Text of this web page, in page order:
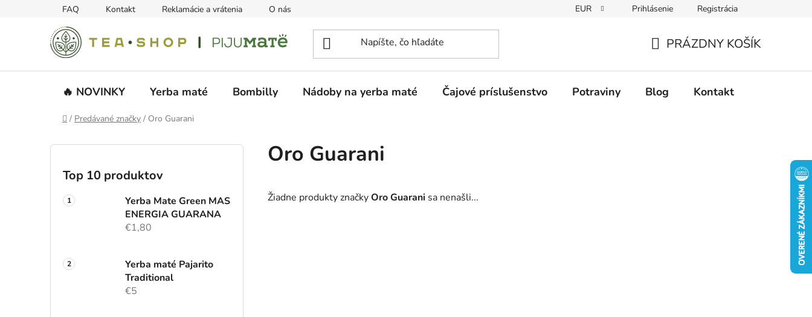
FAQ Kontakt Reklamácie a vrátenia O nás EUR Prihlásenie Registrácia
KOŠÍK
PRÁZDNY KOŠÍK
🔥 NOVINKY Yerba maté Bombilly Nádoby na yerba maté Čajové príslušenstvo Potraviny Blog Kontakt
Domov
/ Predávané značky / Oro Guarani
Top 10 produktov
Yerba Mate Green MAS
ENERGIA GUARANA
€1,80
Yerba maté Pajarito
Traditional
€5
Oro Guarani
Žiadne produkty značkyOro Guarani sa nenašli...